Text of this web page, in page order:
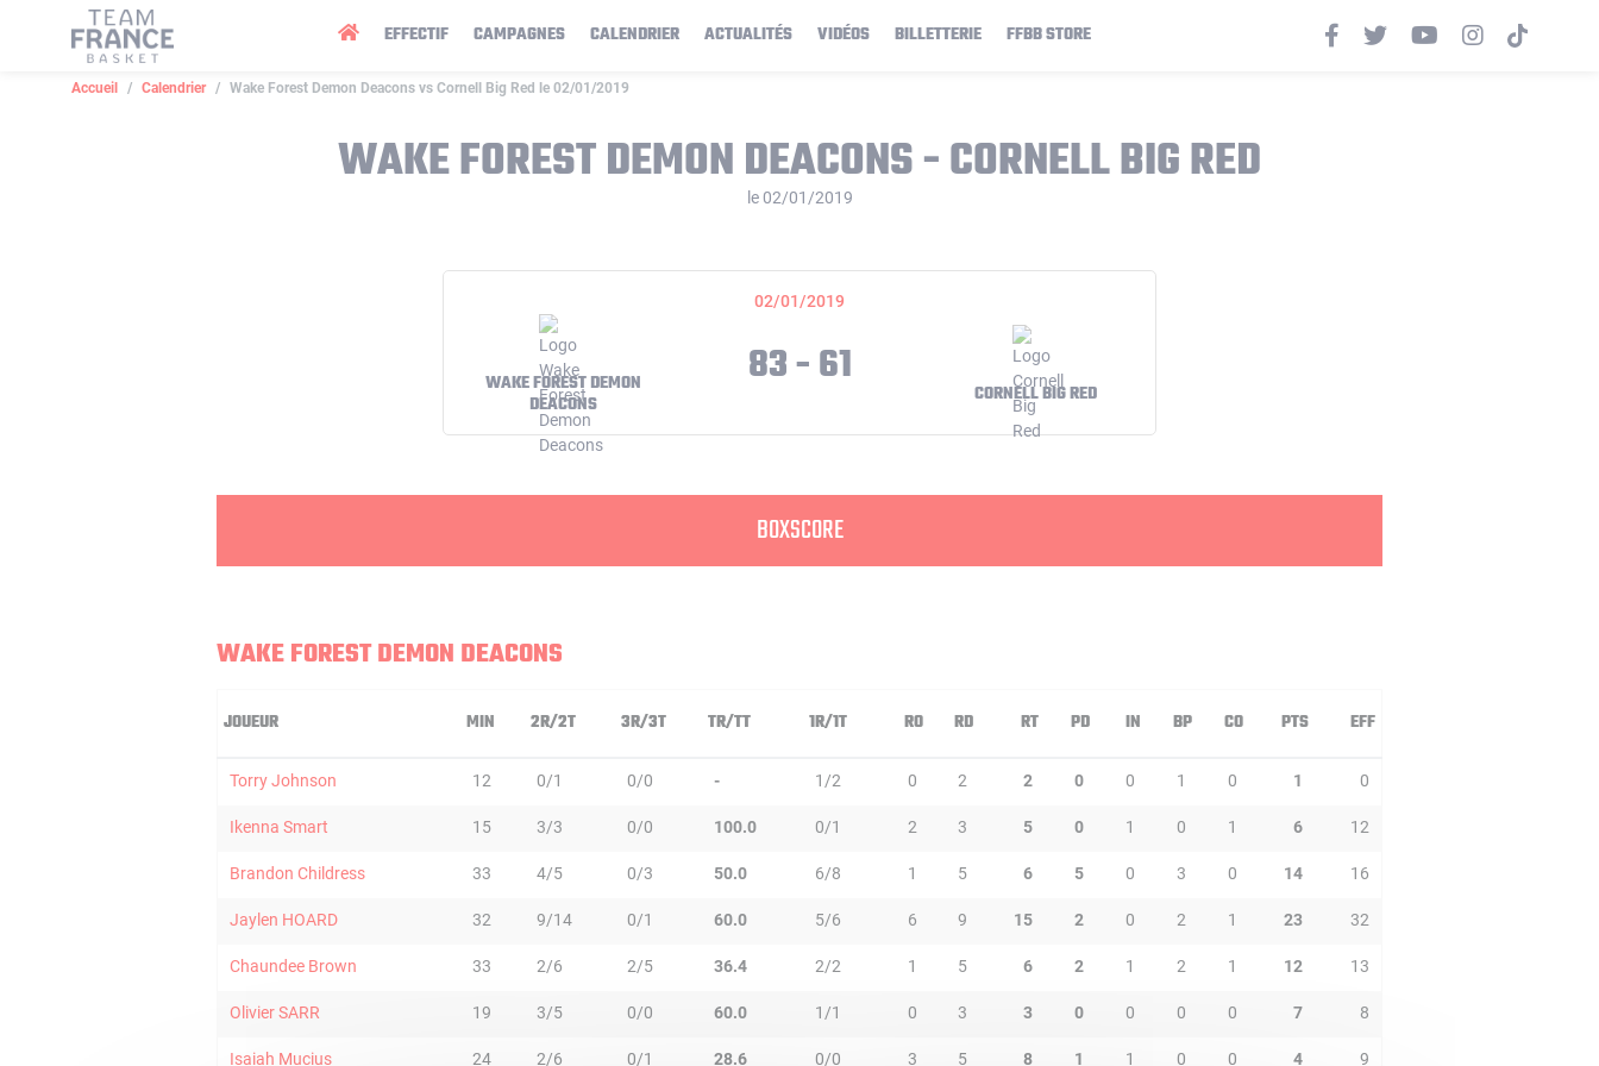
EFFECTIF CAMPAGNES CALENDRIER ACTUALITÉS VIDÉOS BILLETTERIE FFBB STORE
Accueil Calendrier Wake Forest Demon Deacons vs Cornell Big Red le 02/01/2019
WAKE FOREST DEMON DEACONS - CORNELL BIG RED
le 02/01/2019
02/01/2019
WAKE FOREST DEMON
DEACONS
83 - 61 CORNELL BIG RED
BOXSCORE
WAKE FOREST DEMON DEACONS
JOUEUR MIN 2R/2T 3R/3T TR/TT 1R/1T RO RD RT PD IN BP CO PTS EFF
Torry Johnson 12 0/1 0/0 - 1/2 0 2 2 0 0 1 0 1 0
Ikenna Smart 15 3/3 0/0 100.0 0/1 2 3 5 0 1 0 1 6 12
Brandon Childress 33 4/5 0/3 50.0 6/8 1 5 6 5 0 3 0 14 16
Jaylen HOARD 32 9/14 0/1 60.0 5/6 6 9 15 2 0 2 1 23 32
Chaundee Brown 33 2/6 2/5 36.4 2/2 1 5 6 2 1 2 1 12 13
Olivier SARR 19 3/5 0/0 60.0 1/1 0 3 3 0 0 0 0 7 8
Isaiah Mucius 24 2/6 0/1 28.6 0/0 3 5 8 1 1 0 0 4 9
Panneau de gestion des cookies